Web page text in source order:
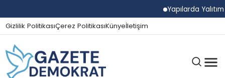
Yapılarda Yalıtım
Gizlilik PolitikasıÇerez PolitikasıKünyeİletişim